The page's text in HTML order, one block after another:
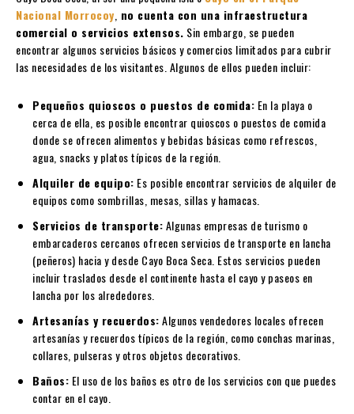
Nacional Morrocoy, no cuenta con una infraestructura
comercial o servicios extensos. Sin embargo, se pueden
encontrar algunos servicios básicos y comercios limitados para cubrir
las necesidades de los visitantes. Algunos de ellos pueden incluir:
Pequeños quioscos o puestos de comida: En la playa o
cerca de ella, es posible encontrar quioscos o puestos de comida
donde se ofrecen alimentos y bebidas básicas como refrescos,
agua, snacks y platos típicos de la región.
Alquiler de equipo: Es posible encontrar servicios de alquiler de
equipos como sombrillas, mesas, sillas y hamacas.
Servicios de transporte:Algunas empresas de turismo o
embarcaderos cercanos ofrecen servicios de transporte en lancha
(peñeros) hacia y desde Cayo Boca Seca. Estos servicios pueden
incluir traslados desde el continente hasta el cayo y paseos en
lancha por los alrededores.
Artesanías y recuerdos:Algunos vendedores locales ofrecen
artesanías y recuerdos típicos de la región, como conchas marinas,
collares, pulseras y otros objetos decorativos.
Baños: El uso de los baños es otro de los servicios con que puedes
contar en el cayo.